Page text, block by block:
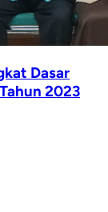
Dasar
2023